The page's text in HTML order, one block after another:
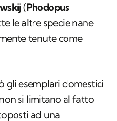
(Phodopus
le altre specie nane
tenute come
gli esemplari domestici
si limitano al fatto
ad una